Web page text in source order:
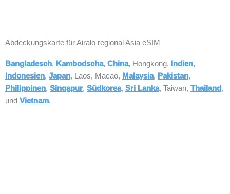
Abdeckungskarte für Airalo regional Asia eSIM
Bangladesch, Kambodscha, China, Hongkong, Indien,
Indonesien, Japan, Laos, Macao, Malaysia, Pakistan,
Philippinen, Singapur, Südkorea, Sri Lanka, Taiwan, Thailand,
und Vietnam.